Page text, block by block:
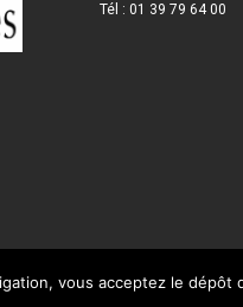
Tél : 01 39 79 64 00
vous acceptez le